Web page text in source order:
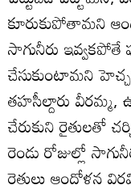
కూరుకుపోతామని
సాగునీరు ఇవ్వకపోతే
చేసుకుంటామని
తహసీల్దారు వీరమ్మ,
చేరుకుని రైతులతో
రెండు రోజుల్లో
రైతులు ఆందోళన